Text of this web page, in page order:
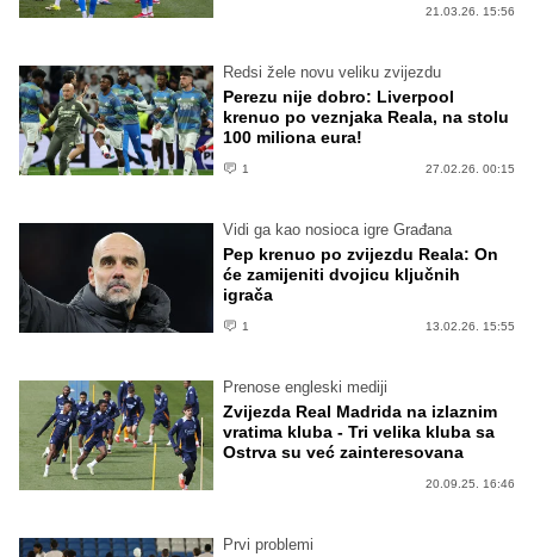
21.03.26. 15:56
Redsi žele novu veliku zvijezdu
Perezu nije dobro: Liverpool
krenuo po veznjaka Reala, na stolu
100 miliona eura!
1 27.02.26. 00:15
Vidi ga kao nosioca igre Građana
Pep krenuo po zvijezdu Reala: On
će zamijeniti dvojicu ključnih
igrača
1 13.02.26. 15:55
Prenose engleski mediji
Zvijezda Real Madrida na izlaznim
vratima kluba - Tri velika kluba sa
Ostrva su već zainteresovana
20.09.25. 16:46
Prvi problemi